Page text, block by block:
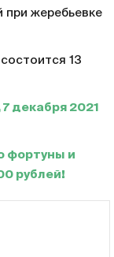
при жеребьевке
13
декабря 2021
фортуны и
рублей!